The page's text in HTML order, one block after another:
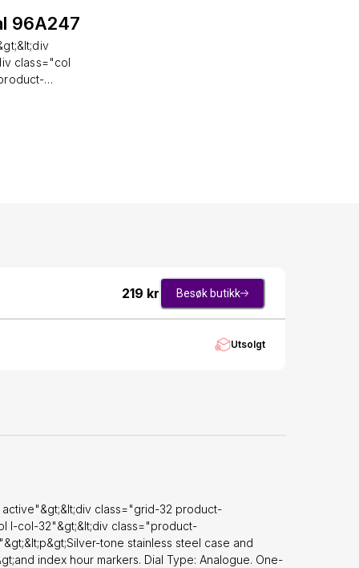
96A247
class="col
219 kr Besøk butikk
Utsolgt
class="grid-32 product-
l-col-32"&gt;&lt;div class="product-
tone stainless steel case and
index hour markers. Dial Type: Analogue. One-